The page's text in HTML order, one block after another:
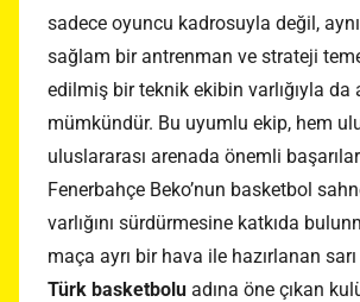
sadece oyuncu kadrosuyla değil,
sağlam bir antrenman ve strateji
edilmiş bir teknik ekibin varlığıyla da
mümkündür. Bu uyumlu ekip, hem
uluslararası arenada önemli
Fenerbahçe Beko’nun basketbol
varlığını sürdürmesine katkıda
maça ayrı bir hava ile hazırlanan
Türk basketbolu adına öne çıkan